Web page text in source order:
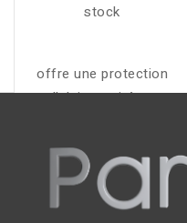
stock
offre une protection
cellulaire anti-âge et
sublime